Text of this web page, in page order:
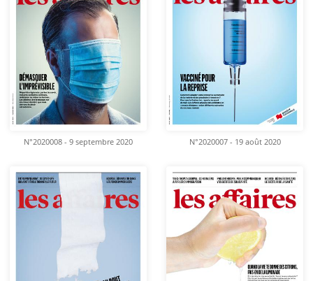
N°2020008 - 9 septembre 2020 N°2020007 - 19 août 2020